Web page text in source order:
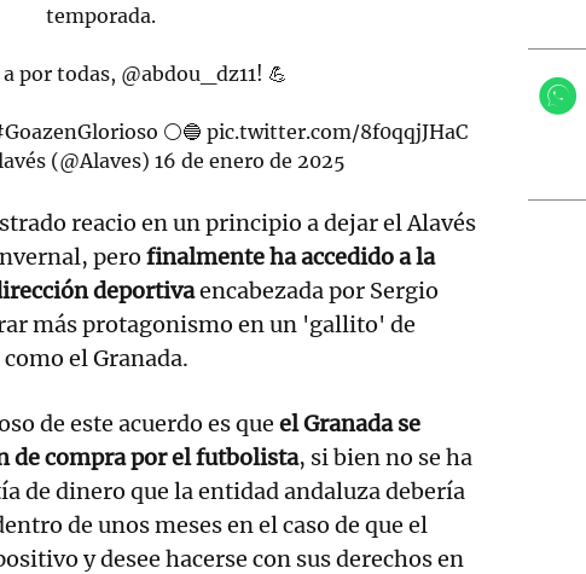
temporada.
a por todas, @abdou_dz11! 💪
⚪🔵pic.twitter.com/8f0qqjJHaC
(@Alaves) 16 de enero de 2025
reacio en un principio a dejar el Alavés
pero finalmente ha accedido a la
deportivaencabezada por Sergio
más protagonismo en un 'gallito' de
el Granada.
de este acuerdo es que el Granada se
de compra por el futbolista, si bien no se ha
de dinero que la entidad andaluza debería
de unos meses en el caso de que el
y desee hacerse con sus derechos en